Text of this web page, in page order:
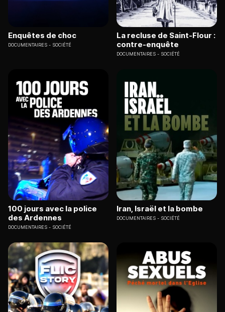
Enquêtes de choc
DOCUMENTAIRES SOCIÉTÉ
La recluse de Saint-Flour :
contre-enquête
DOCUMENTAIRES SOCIÉTÉ
100 jours avec la police
des Ardennes
DOCUMENTAIRES SOCIÉTÉ
Iran, Israël et la bombe
DOCUMENTAIRES SOCIÉTÉ